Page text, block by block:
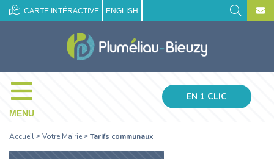
CARTE INTÉRACTIVE ENGLISH
MENU
EN 1 CLIC
Accueil > Votre Mairie > Tarifs communaux